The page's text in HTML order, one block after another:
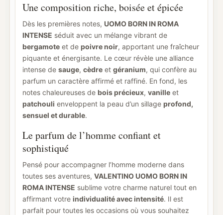
Une composition riche, boisée et épicée
Dès les premières notes, UOMO BORN IN ROMA
INTENSE séduit avec un mélange vibrant de
bergamote et de poivre noir, apportant une fraîcheur
piquante et énergisante. Le cœur révèle une alliance
intense de sauge, cèdre et géranium, qui confère au
parfum un caractère affirmé et raffiné. En fond, les
notes chaleureuses de bois précieux, vanille et
patchouli enveloppent la peau d’un sillage profond,
sensuel et durable.
Le parfum de l’homme confiant et
sophistiqué
Pensé pour accompagner l’homme moderne dans
toutes ses aventures, VALENTINO UOMO BORN IN
ROMA INTENSE sublime votre charme naturel tout en
affirmant votre individualité avec intensité. Il est
parfait pour toutes les occasions où vous souhaitez